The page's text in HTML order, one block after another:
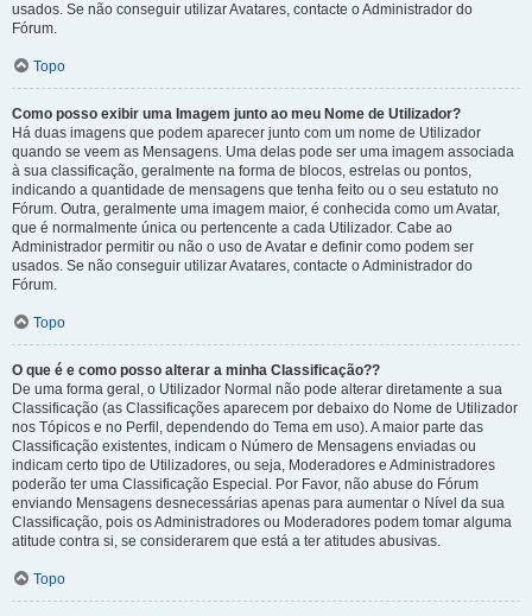
usados. Se não conseguir utilizar Avatares, contacte o Administrador do
Fórum.
Topo
Como posso exibir uma Imagem junto ao meu Nome de Utilizador?
Há duas imagens que podem aparecer junto com um nome de Utilizador
quando se veem as Mensagens. Uma delas pode ser uma imagem associada
à sua classificação, geralmente na forma de blocos, estrelas ou pontos,
indicando a quantidade de mensagens que tenha feito ou o seu estatuto no
Fórum. Outra, geralmente uma imagem maior, é conhecida como um Avatar,
que é normalmente única ou pertencente a cada Utilizador. Cabe ao
Administrador permitir ou não o uso de Avatar e definir como podem ser
usados. Se não conseguir utilizar Avatares, contacte o Administrador do
Fórum.
Topo
O que é e como posso alterar a minha Classificação??
De uma forma geral, o Utilizador Normal não pode alterar diretamente a sua
Classificação (as Classificações aparecem por debaixo do Nome de Utilizador
nos Tópicos e no Perfil, dependendo do Tema em uso). A maior parte das
Classificação existentes, indicam o Número de Mensagens enviadas ou
indicam certo tipo de Utilizadores, ou seja, Moderadores e Administradores
poderão ter uma Classificação Especial. Por Favor, não abuse do Fórum
enviando Mensagens desnecessárias apenas para aumentar o Nível da sua
Classificação, pois os Administradores ou Moderadores podem tomar alguma
atitude contra si, se considerarem que está a ter atitudes abusivas.
Topo